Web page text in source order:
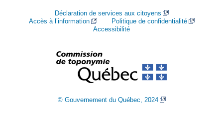
Déclaration de services aux citoyens
Accès à l’information
Politique de confidentialité
Accessibilité
© Gouvernement du Québec, 2024